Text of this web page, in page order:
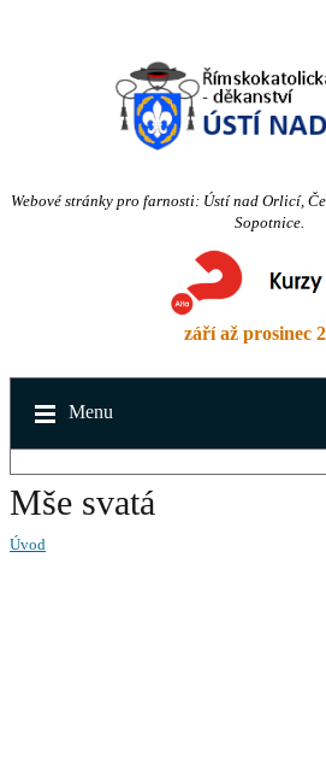
Webové stránky pro farnosti: Ústí nad Orlicí,
Sopotnice.
září až prosinec
Menu
Mše svatá
Úvod